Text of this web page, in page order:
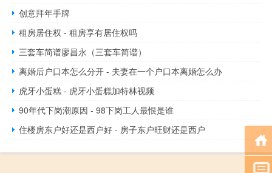
创意拜年手牌
租房居住权 - 租房享有居住权吗
三套车简谱廖昌永（三套车简谱）
离婚后户口本怎么分开 - 夫妻在一个户口本离婚怎么办
虎牙小蛋糕 - 虎牙小蛋糕加特林视频
90年代下岗潮原因 - 98下岗工人最恨是谁
住楼房东户好还是西户好 - 房子东户旺财还是西户